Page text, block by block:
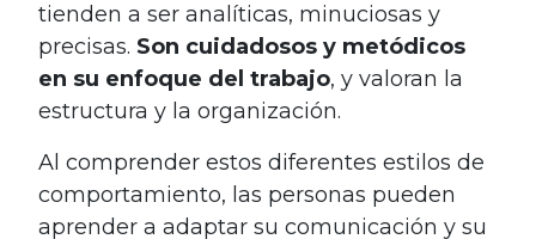
tienden a ser analíticas, minuciosas y
precisas. Son cuidadosos y metódicos
en su enfoque del trabajo, y valoran la
estructura y la organización.
Al comprender estos diferentes estilos de
comportamiento, las personas pueden
aprender a adaptar su comunicación y su